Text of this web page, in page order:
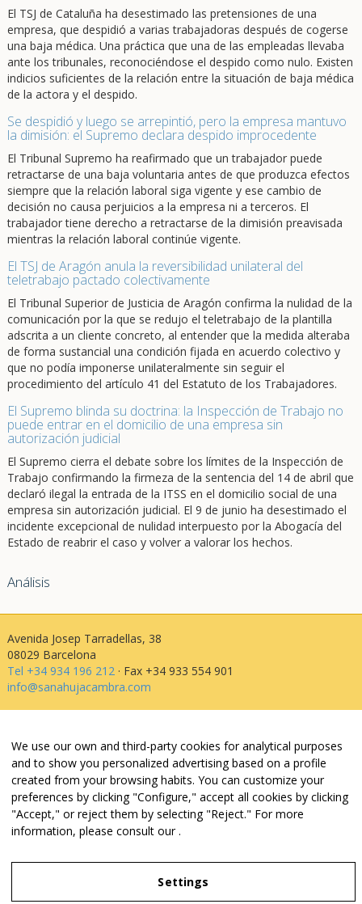
El TSJ de Cataluña ha desestimado las pretensiones de una
empresa, que despidió a varias trabajadoras después de cogerse
una baja médica. Una práctica que una de las empleadas llevaba
ante los tribunales, reconociéndose el despido como nulo. Existen
indicios suficientes de la relación entre la situación de baja médica
de la actora y el despido.
Se despidió y luego se arrepintió, pero la empresa mantuvo
la dimisión: el Supremo declara despido improcedente
El Tribunal Supremo ha reafirmado que un trabajador puede
retractarse de una baja voluntaria antes de que produzca efectos
siempre que la relación laboral siga vigente y ese cambio de
decisión no causa perjuicios a la empresa ni a terceros. El
trabajador tiene derecho a retractarse de la dimisión preavisada
mientras la relación laboral continúe vigente.
El TSJ de Aragón anula la reversibilidad unilateral del
teletrabajo pactado colectivamente
El Tribunal Superior de Justicia de Aragón confirma la nulidad de la
comunicación por la que se redujo el teletrabajo de la plantilla
adscrita a un cliente concreto, al entender que la medida alteraba
de forma sustancial una condición fijada en acuerdo colectivo y
que no podía imponerse unilateralmente sin seguir el
procedimiento del artículo 41 del Estatuto de los Trabajadores.
El Supremo blinda su doctrina: la Inspección de Trabajo no
puede entrar en el domicilio de una empresa sin
autorización judicial
El Supremo cierra el debate sobre los límites de la Inspección de
Trabajo confirmando la firmeza de la sentencia del 14 de abril que
declaró ilegal la entrada de la ITSS en el domicilio social de una
empresa sin autorización judicial. El 9 de junio ha desestimado el
incidente excepcional de nulidad interpuesto por la Abogacía del
Estado de reabrir el caso y volver a valorar los hechos.
Análisis
Avenida Josep Tarradellas, 38
08029 Barcelona
Tel +34 934 196 212· Fax +34 933 554 901
info@sanahujacambra.com
Política de privacidad
Política de cookies
Política de web i redes
Parking público: Avenida Josep Tarradellas, 38
We use our own and third-party cookies for analytical purposes
and to show you personalized advertising based on a profile
created from your browsing habits. You can customize your
preferences by clicking "Configure," accept all cookies by clicking
"Accept," or reject them by selecting "Reject." For more
information, please consult our.
Settings
Legal Notice